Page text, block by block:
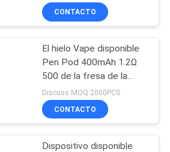
de la
Vape
36
CONTACTO
El hielo Vape disponible
Pen Pod 400mAh 1.2Ω
500 de la fresa de la
barra sopla
Discuss MOQ:2000PCS
CONTACTO
Dispositivo disponible